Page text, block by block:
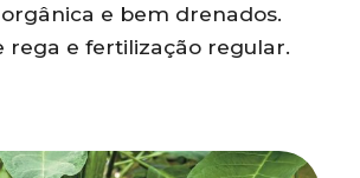
e bem drenados.
rega e fertilização regular.